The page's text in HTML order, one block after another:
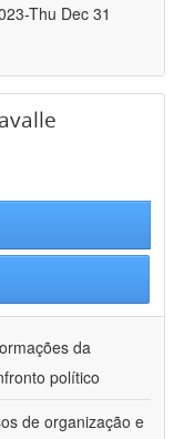
Thu Dec 31
da
político
de organização e